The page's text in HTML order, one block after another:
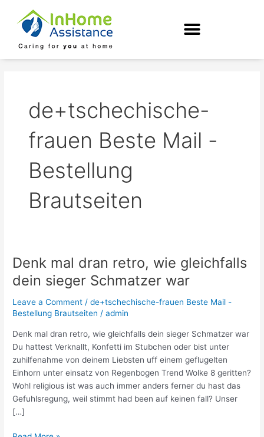
content
de+tschechische-
frauen Beste Mail -
Bestellung
Brautseiten
Denk mal dran retro, wie gleichfalls
dein sieger Schmatzer war
Leave a Comment /de+tschechische-frauen Beste Mail -
Bestellung Brautseiten /admin
Denk mal dran retro, wie gleichfalls dein sieger Schmatzer war
Du hattest Verknallt, Konfetti im Stubchen oder bist unter
zuhilfenahme von deinem Liebsten uff einem geflugelten
Einhorn unter einsatz von Regenbogen Trend Wolke 8 geritten?
Wohl religious ist was auch immer anders ferner du hast das
Gefuhlsregung, weil stimmt had been auf keinen fall? Unser
[…]
Denk
mal
dran
retro,
wie
dein
sieger
Schmatzer
war